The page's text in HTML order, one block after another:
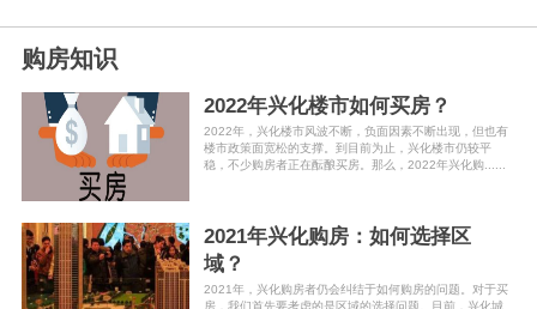
购房知识
2022年兴化楼市如何买房？
2022年，兴化楼市风波不断，负面因素不断出现，但也有
楼市政策面宽松的支撑。到目前为止，兴化楼市仍较平
稳，不少购房者正在酝酿买房。那么，2022年兴化购......
2021年兴化购房：如何选择区
域？
2021年，兴化购房者仍会纠结于如何购房的问题。对于买
房，我们首先要考虑的是区域的选择问题。目前，兴化城